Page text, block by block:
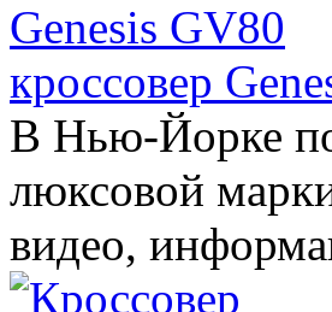
кроссовер
В Нью-Йорке
люксовой
видео,